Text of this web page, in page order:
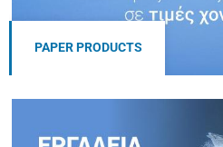
PAPER PRODUCTS